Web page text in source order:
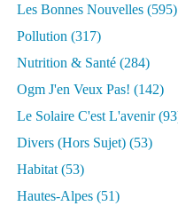
Les Bonnes Nouvelles (595)
Pollution (317)
Nutrition & Santé (284)
Ogm J'en Veux Pas! (142)
Le Solaire C'est L'avenir
Divers (hors Sujet) (53)
Habitat (53)
Hautes-Alpes (51)